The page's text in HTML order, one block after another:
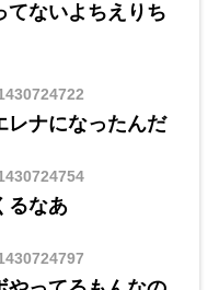
てないよちえりち
レナになったんだ
るなあ